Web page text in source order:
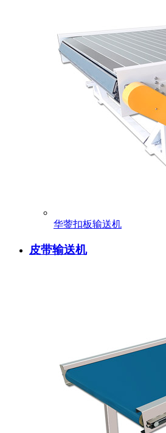
华蓥扣板输送机
皮带输送机